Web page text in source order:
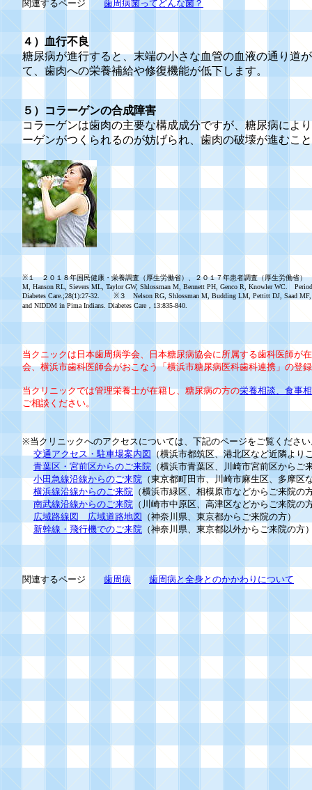
関連するページ 歯周病菌ってどんな菌？
４）血行不良
糖尿病が進行すると、末端の小さな血管の血液の通り道
て、歯肉への栄養補給や修復機能が低下します。
５）コラーゲンの合成障害
コラーゲンは歯肉の主要な構成成分ですが、糖尿病によ
ーゲンがつくられるのが妨げられ、歯肉の破壊が進むこ
※１ ２０１８年国民健康・栄養調査（厚生労働省）、２０１７年患者調査（厚生労働省
M, Hanson RL, Sievers ML, Taylor GW, Shlossman M, Bennett PH, Genco R, Knowler WC.
Diabetes Care.;28(1):27-32. ※３ Nelson RG, Shlossman M, Budding LM, Pettitt DJ, Saad MF,
and NIDDM in Pima Indians. Diabetes Care，13:835-840.
当クニックは日本歯周病学会、日本糖尿病協会に所属する歯科医師が
会、横浜市歯科医師会がおこなう「横浜市糖尿病医科歯科連携」の登
当クリニックでは管理栄養士が在籍し、糖尿病の方の栄養相談、食事
ご相談ください。
※当クリニックへのアクセスについては、下記のページをご覧くださ
交通アクセス・駐車場案内図 （横浜市都筑区、港北区など近隣より
青葉区・宮前区からのご来院 （横浜市青葉区、川崎市宮前区からご
小田急線沿線からのご来院 （東京都町田市、川崎市麻生区、多摩区
横浜線沿線からのご来院 （横浜市緑区、相模原市などからご来院の
南武線沿線からのご来院 （川崎市中原区、高津区などからご来院の
広域路線図 広域道路地図
（神奈川県、東京都からご来院の方）
新幹線・飛行機でのご来院 （神奈川県、東京都以外からご来院の方
関連するページ 歯周病 歯周病と全身とのかかわりについて